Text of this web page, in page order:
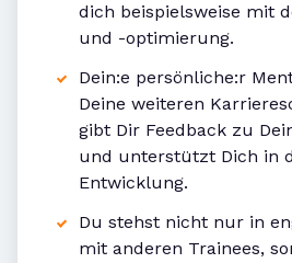
dich beispielsweise mit
und -optimierung.
Dein:e persönliche:r
Deine weiteren
gibt Dir Feedback zu
und unterstützt Dich in
Entwicklung.
Du stehst nicht nur in
mit anderen Trainees,